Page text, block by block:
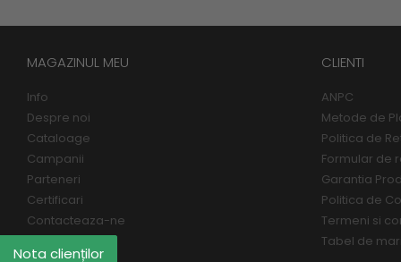
MAGAZINUL MEU
Info
Despre noi
Cataloage
Campanii
Parteneri
Certificari
Contacteaza-ne
CLIENTI
ANPC
Metode de
Politica de
Formular de
Garantia
Politica de
Termeni si
Tabel de
Nota clienților